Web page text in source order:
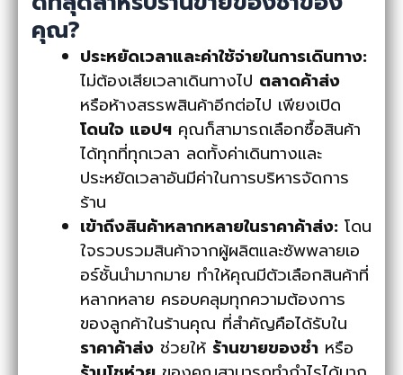
คุณ?
ประหยัดเวลาและค่าใช้จ่ายในการเดินทาง:
ไม่ต้องเสียเวลาเดินทางไป ตลาดค้าส่ง
หรือห้างสรรพสินค้าอีกต่อไป เพียงเปิด
โดนใจ แอปฯ คุณก็สามารถเลือกซื้อสินค้า
ได้ทุกที่ทุกเวลา ลดทั้งค่าเดินทางและ
ประหยัดเวลาอันมีค่าในการบริหารจัดการ
ร้าน
เข้าถึงสินค้าหลากหลายในราคาค้าส่ง: โดน
ใจรวบรวมสินค้าจากผู้ผลิตและซัพพลายเอ
อร์ชั้นนำมากมาย ทำให้คุณมีตัวเลือกสินค้าที่
หลากหลาย ครอบคลุมทุกความต้องการ
ของลูกค้าในร้านคุณ ที่สำคัญคือได้รับใน
ราคาค้าส่ง ช่วยให้ ร้านขายของชำ หรือ